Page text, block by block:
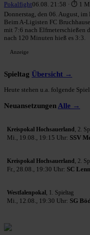
Pokalfight06.08. 21:58 · ⏱ 1
Donnerstag, den 06. August,
Beim A-Ligisten FC
mit 7:6 nach Elfmeterschießen
nach 120 Minuten hieß es 3:3.
Anzeige
Spieltag Übersicht →
Heute stehen u.a. folgende
Neuansetzungen Alle →
Kreispokal Hochsauerland , 2.
Mi., 19.08., 19:15 Uhr: SSV
Kreispokal Hochsauerland , 2.
Fr., 28.08., 19:30 Uhr: SC
Westfalenpokal , 1. Spieltag
Mi., 12.08., 19:30 Uhr: SG